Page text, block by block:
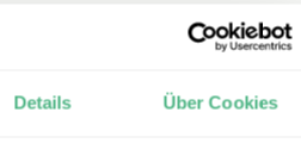
Details Über Cookies
Märkte oder Feuerwerke – die
die Kultur und
zu erleben.